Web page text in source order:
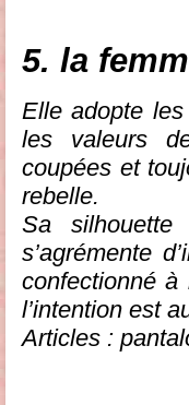
5. la
Elle adopte
les valeurs
coupées et
rebelle.
Sa silhouette
s’agrémente
confectionné
l’intention est
Articles :